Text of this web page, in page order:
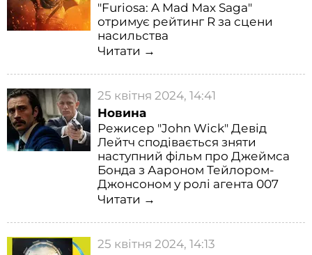
"Furiosa: A Mad Max Saga"
отримує рейтинг R за сцени
насильства
Читати →
25 квітня 2024, 14:41
Новина
Режисер "John Wick" Девід
Лейтч сподівається зняти
наступний фільм про Джеймса
Бонда з Аароном Тейлором-
Джонсоном у ролі агента 007
Читати →
25 квітня 2024, 14:13